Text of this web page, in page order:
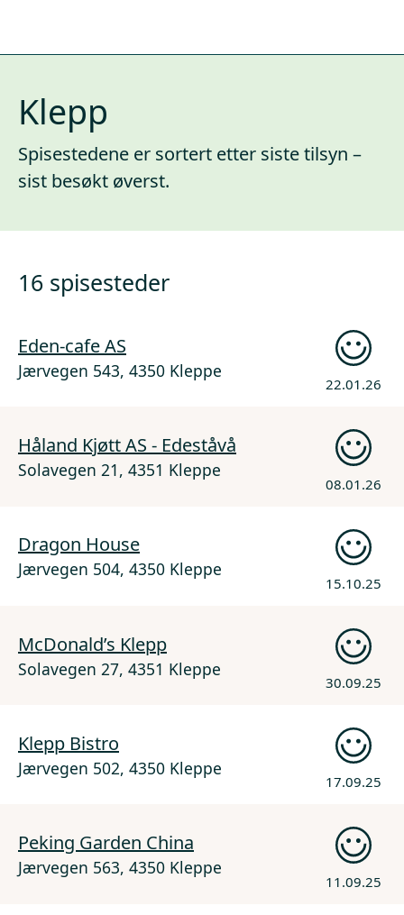
Klepp
Spisestedene er sortert etter siste tilsyn –
sist besøkt øverst.
16 spisesteder
Eden-cafe AS
Jærvegen 543, 4350 Kleppe
22.01.26
Håland Kjøtt AS - Edeståvå
Solavegen 21, 4351 Kleppe
08.01.26
Dragon House
Jærvegen 504, 4350 Kleppe
15.10.25
McDonald’s Klepp
Solavegen 27, 4351 Kleppe
30.09.25
Klepp Bistro
Jærvegen 502, 4350 Kleppe
17.09.25
Peking Garden China
Jærvegen 563, 4350 Kleppe
11.09.25